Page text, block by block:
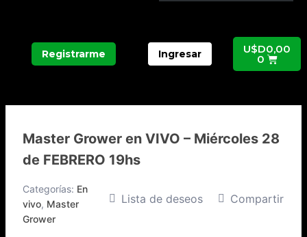
Registrarme Ingresar U$D0,00
0
Master Grower en VIVO – Miércoles 28
de FEBRERO 19hs
Categorías: En
vivo, Master
Grower
Lista de deseos Compartir